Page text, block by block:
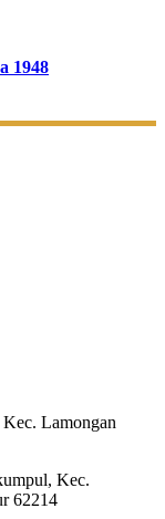
1948
Lamongan
Kec.
62214